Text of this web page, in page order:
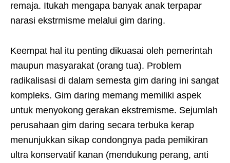
remaja. Itukah mengapa banyak anak terpapar
narasi ekstrmisme melalui gim daring.
Keempat hal itu penting dikuasai oleh pemerintah
maupun masyarakat (orang tua). Problem
radikalisasi di dalam semesta gim daring ini sangat
kompleks. Gim daring memang memiliki aspek
untuk menyokong gerakan ekstremisme. Sejumlah
perusahaan gim daring secara terbuka kerap
menunjukkan sikap condongnya pada pemikiran
ultra konservatif kanan (mendukung perang, anti